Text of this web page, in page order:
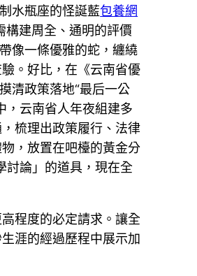
水瓶座的怪誕藍包養網
構建周全、通明的評價
像一條優雅的蛇，纏繞
。好比，在《云南省優
清政策落地“最后一公
，云南省人年夜組建多
梳理出政策履行、法律
，放置在吧檯的黃金分
討論」的道具，現在全
程度的必定請求。讓全
涯的經過歷程中展示加